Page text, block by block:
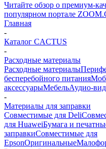
Читайте обзор о премиум-
популярном портале
Главная
-
Каталог CACTUS
-
Расходные материалы
Расходные материалы
бесперебойного питания
аксессуарыМебельАудио-
-
Материалы для заправки
Совместимые для Deli
для HuaweiБумага и
заправкиСовместимые для
EpsonОригинальные